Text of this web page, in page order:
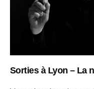
Sorties à Lyon – La